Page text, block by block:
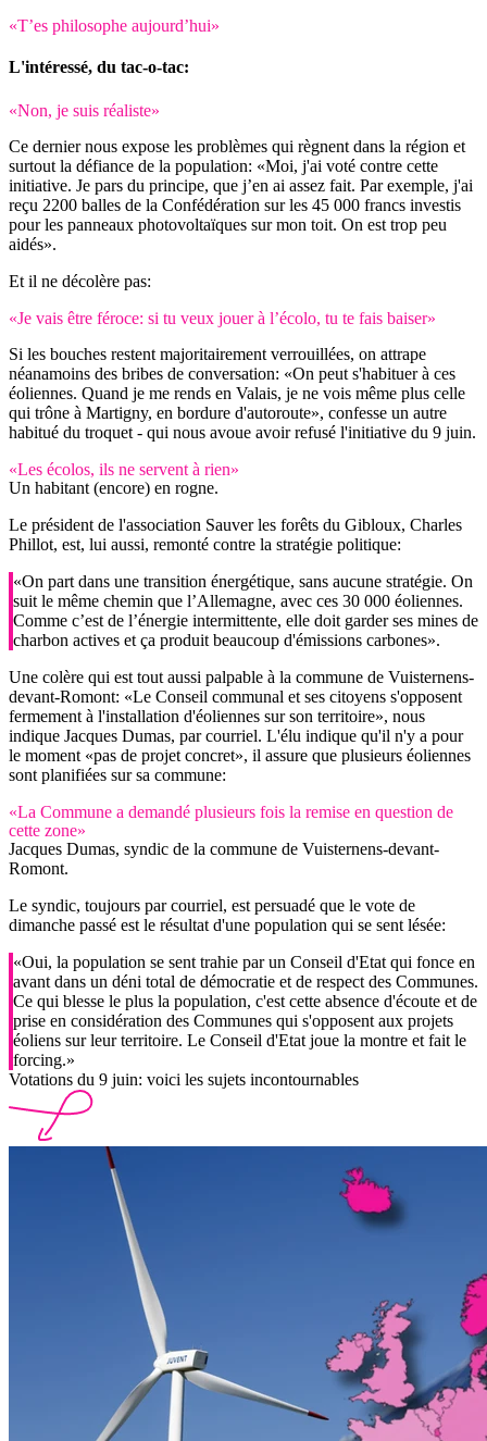
«T’es philosophe aujourd’hui»
L'intéressé, du tac-o-tac:
«Non, je suis réaliste»
Ce dernier nous expose les problèmes qui règnent dans la région et
surtout la défiance de la population: «Moi, j'ai voté contre cette
initiative. Je pars du principe, que j’en ai assez fait. Par exemple, j'ai
reçu 2200 balles de la Confédération sur les 45 000 francs investis
pour les panneaux photovoltaïques sur mon toit. On est trop peu
aidés».
Et il ne décolère pas:
«Je vais être féroce: si tu veux jouer à l’écolo, tu te fais baiser»
Si les bouches restent majoritairement verrouillées, on attrape
néanamoins des bribes de conversation: «On peut s'habituer à ces
éoliennes. Quand je me rends en Valais, je ne vois même plus celle
qui trône à Martigny, en bordure d'autoroute», confesse un autre
habitué du troquet - qui nous avoue avoir refusé l'initiative du 9 juin.
«Les écolos, ils ne servent à rien»
Un habitant (encore) en rogne.
Le président de l'association Sauver les forêts du Gibloux, Charles
Phillot, est, lui aussi, remonté contre la stratégie politique:
«On part dans une transition énergétique, sans aucune stratégie. On
suit le même chemin que l’Allemagne, avec ces 30 000 éoliennes.
Comme c’est de l’énergie intermittente, elle doit garder ses mines de
charbon actives et ça produit beaucoup d'émissions carbones».
Une colère qui est tout aussi palpable à la commune de Vuisternens-
devant-Romont: «Le Conseil communal et ses citoyens s'opposent
fermement à l'installation d'éoliennes sur son territoire», nous
indique Jacques Dumas, par courriel. L'élu indique qu'il n'y a pour
le moment «pas de projet concret», il assure que plusieurs éoliennes
sont planifiées sur sa commune:
«La Commune a demandé plusieurs fois la remise en question de
cette zone»
Jacques Dumas, syndic de la commune de Vuisternens-devant-
Romont.
Le syndic, toujours par courriel, est persuadé que le vote de
dimanche passé est le résultat d'une population qui se sent lésée:
«Oui, la population se sent trahie par un Conseil d'Etat qui fonce en
avant dans un déni total de démocratie et de respect des Communes.
Ce qui blesse le plus la population, c'est cette absence d'écoute et de
prise en considération des Communes qui s'opposent aux projets
éoliens sur leur territoire. Le Conseil d'Etat joue la montre et fait le
forcing.»
Votations du 9 juin: voici les sujets incontournables